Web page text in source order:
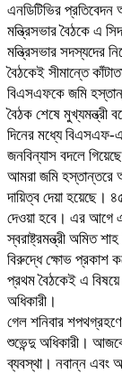
এনডিটিভির
মন্ত্রিসভার বৈঠকে এ
মন্ত্রিসভার সদস্যদের
বৈঠকেই সীমান্তে
বিএসএফকে জমি
বৈঠক শেষে মুখ্যমন্ত্রী
দিনের মধ্যে বিএসএফ-
জনবিন্যাস বদলে
আমরা জমি হস্তান্তরে
দায়িত্ব দেয়া হয়েছে।
দেওয়া হবে। এর আগে
স্বরাষ্ট্রমন্ত্রী অমিত
বিরুদ্ধে ক্ষোভ প্রকাশ
প্রথম বৈঠকেই এ বিষয়ে
অধিকারী।
গেল শনিবার
শুভেন্দু অধিকারী।
ব্যবস্থা। নবান্ন এবং